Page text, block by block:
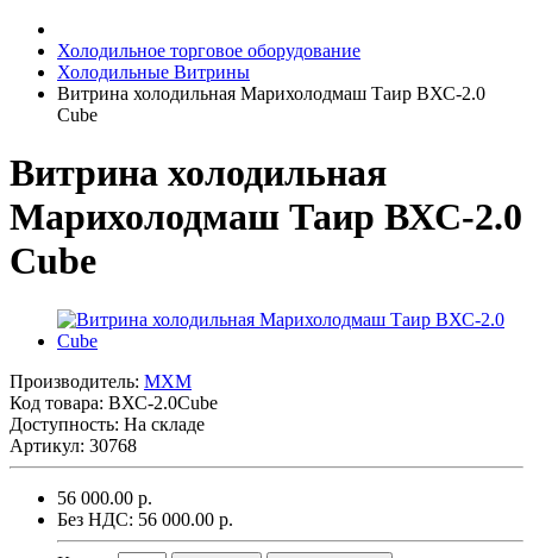
Холодильное торговое оборудование
Холодильные Витрины
Витрина холодильная Марихолодмаш Таир ВХС-2.0
Cube
Витрина холодильная
Марихолодмаш Таир ВХС-2.0
Cube
Производитель: MXM
Код товара: ВХС-2.0Cube
Доступность: На складе
Артикул: 30768
56 000.00 р.
Без НДС: 56 000.00 р.